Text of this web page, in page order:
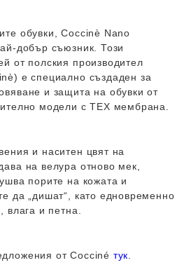
обувки,Coccinè Nano
добър съюзник. Този
от полския производител
е специално създаден за
и защита на обувки от
модели с TEX мембрана.
и наситен цвят на
на велура отново мек,
порите на кожата и
да „дишат“, като едновременно
влага и петна.
отCocciné тук